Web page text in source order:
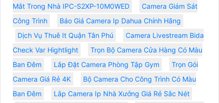
Mắt Trong Nhà IPC-S2XP-10M0WED
Camera Giám Sát
Công Trình
Báo Giá Camera Ip Dahua Chính Hãng
Dịch Vụ Thuê It Quận Tân Phú
Camera Livestream Bida
Check Var Hightlight
Trọn Bộ Camera Cửa Hàng Có Màu
Ban Đêm
Lắp Đặt Camera Phòng Tập Gym
Trọn Gói
Camera Giá Rẻ 4K
Bộ Camera Cho Công Trình Có Màu
Ban Đêm
Lắp Camera Ip Nhà Xưởng Giá Rẻ Sắc Nét